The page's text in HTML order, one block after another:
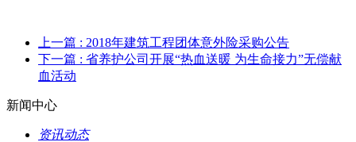
上一篇 : 2018年建筑工程团体意外险采购公告
下一篇 : 省养护公司开展“热血送暖 为生命接力”无偿献
血活动
新闻中心
资讯动态